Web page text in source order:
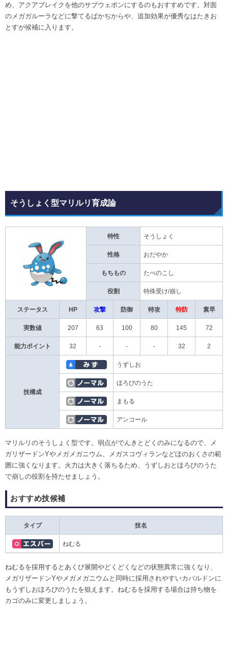
め、アクアブレイクを他のサブウェポンにするのもおすすめです。対面
のメガガルーラなどに撃てるばかぢからや、追加効果が優秀なはたきお
とすが候補に入ります。
そうしょく型マリルリ育成論
特性 そうしょく
性格 おだやか
もちもの たべのこし
役割 特殊受け/崩し
ステータス HP 攻撃 防御 特攻 特防 素早
実数値 207 63 100 80 145 72
能力ポイント 32 - - - 32 2
技構成
うずしお
ほろびのうた
まもる
アンコール
マリルリのそうしょく型です。弱点がでんきとどくのみになるので、メ
ガリザードンYやメガメガニウム、メガスコヴィランなどほのおくさの範
囲に強くなります。火力は大きく落ちるため、うずしおとほろびのうた
で崩しの役割を持たせましょう。
おすすめ技候補
タイプ 技名
ねむる
ねむるを採用するとあくび展開やどくどくなどの状態異常に強くなり、
メガリザードンYやメガメガニウムと同時に採用されやすいカバルドンに
もうずしおほろびのうたを狙えます。ねむるを採用する場合は持ち物を
カゴのみに変更しましょう。